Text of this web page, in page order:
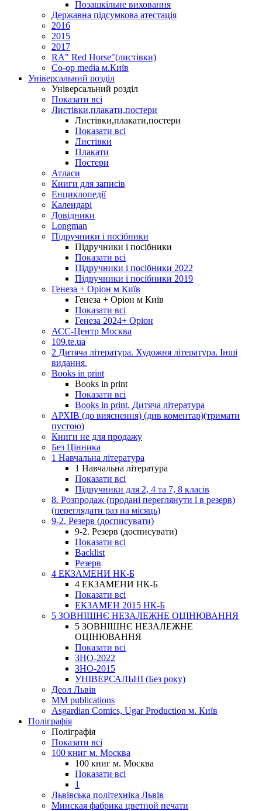
Позашкільне виховання
Державна підсумкова атестація
2016
2015
2017
RA" Red Horse"(листівки)
Co-op media м.Київ
Універсальний розділ
Універсальний розділ
Показати всі
Листівки,плакати,постери
Листівки,плакати,постери
Показати всі
Листівки
Плакати
Постери
Атласи
Книги для записів
Енциклопедії
Календарі
Довідники
Longman
Підручники і посібники
Підручники і посібники
Показати всі
Підручники і посібники 2022
Підручники і посібники 2019
Генеза + Оріон м Київ
Генеза + Оріон м Київ
Показати всі
Генеза 2024+ Оріон
АСС-Центр Москва
109.te.ua
2 Дитяча література. Художня література. Інші
видання.
Books in print
Books in print
Показати всі
Books in print. Дитяча література
АРХІВ (до вияснення) (див коментар)(тримати
пустою)
Книги не для продажу
Без Цінника
1 Навчальна література
1 Навчальна література
Показати всі
Підручники для 2, 4 та 7, 8 класів
8. Розпродаж (продані переглянути і в резерв)
(переглядати раз на місяць)
9-2. Резерв (досписувати)
9-2. Резерв (досписувати)
Показати всі
Backlist
Резерв
4 ЕКЗАМЕНИ НК-Б
4 ЕКЗАМЕНИ НК-Б
Показати всі
ЕКЗАМЕН 2015 НК-Б
5 ЗОВНІШНЄ НЕЗАЛЕЖНЕ ОЦІНЮВАННЯ
5 ЗОВНІШНЄ НЕЗАЛЕЖНЕ
ОЦІНЮВАННЯ
Показати всі
ЗНО-2022
ЗНО-2015
УНІВЕРСАЛЬНІ (Без року)
Деол Львів
MM publications
Asgardian Comics, Ugar Production м. Київ
Поліграфія
Поліграфія
Показати всі
100 книг м. Москва
100 книг м. Москва
Показати всі
1
Львівська політехніка Львів
Минская фабрика цветной печати